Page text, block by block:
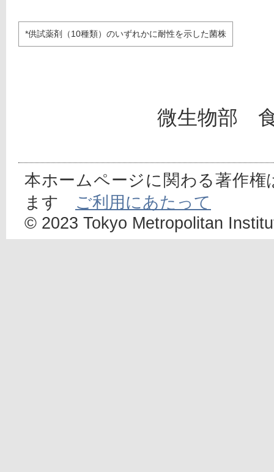
*供試薬剤（10種類）のいずれかに耐性を示した菌株
微生物部
本ホームページに関わる著作
ます ご利用にあたって
© 2023 Tokyo Metropolitan